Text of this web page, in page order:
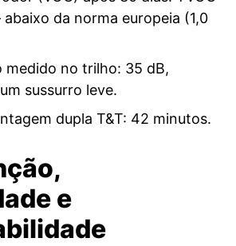
da norma europeia (1,0
medido no trilho: 35 dB,
sussurro leve.
dupla T&T: 42 minutos.
e